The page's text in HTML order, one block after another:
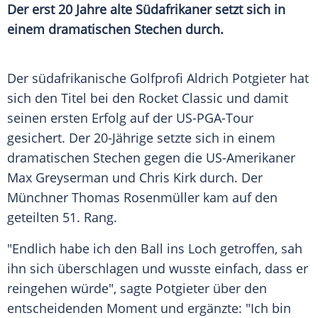
Der erst 20 Jahre alte Südafrikaner setzt sich in
einem dramatischen Stechen durch.
Der südafrikanische Golfprofi Aldrich Potgieter hat
sich den Titel bei den Rocket Classic und damit
seinen ersten Erfolg auf der US-PGA-Tour
gesichert. Der 20-Jährige setzte sich in einem
dramatischen Stechen gegen die US-Amerikaner
Max Greyserman und Chris Kirk durch. Der
Münchner Thomas Rosenmüller kam auf den
geteilten 51. Rang.
"Endlich habe ich den Ball ins Loch getroffen, sah
ihn sich überschlagen und wusste einfach, dass er
reingehen würde", sagte Potgieter über den
entscheidenden Moment und ergänzte: "Ich bin